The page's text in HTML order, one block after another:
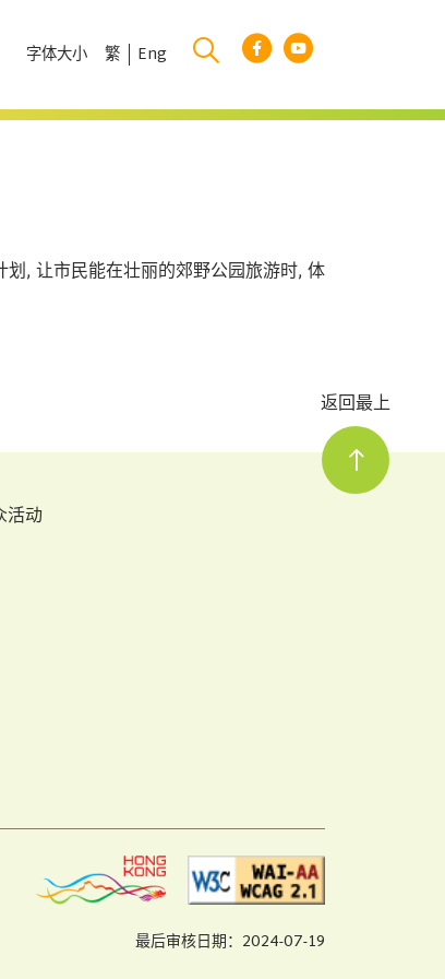
字体大小 繁 Eng
, 让市民能在壮丽的郊野公园旅游时, 体
返回最上
活动
最后审核日期：2024-07-19